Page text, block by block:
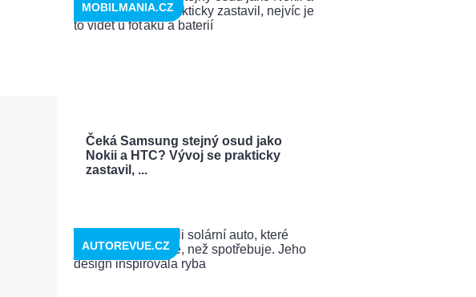
Čeká Samsung stejný osud jako
Nokii a HTC? Vývoj se prakticky
zastavil, ...
MOBILMANIA.CZ
AUTOREVUE.CZ